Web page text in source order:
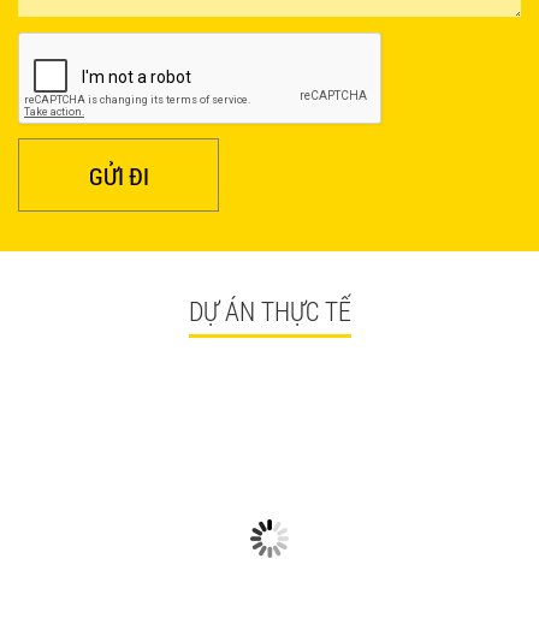
BÀN CAFE BCF01 GIÁ RẺ - MÃ SỐ: BCF01
650.000 VNĐ
GỬI ĐI
DỰ ÁN THỰC TẾ